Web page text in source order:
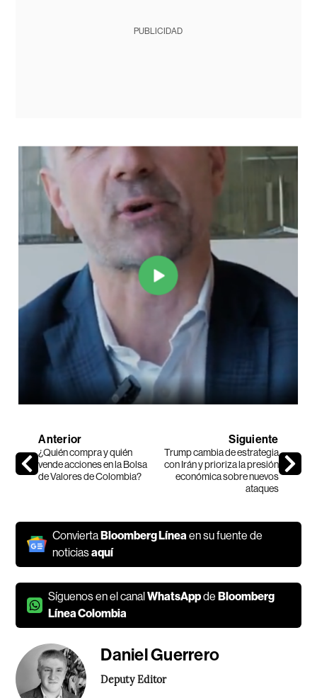
PUBLICIDAD
Anterior
¿Quién compra y quién
vende acciones en la Bolsa
de Valores de Colombia?
Siguiente
Trump cambia de estrategia
con Irán y prioriza la presión
económica sobre nuevos
ataques
ConviertaBloomberg Línea en su fuente de
noticiasaquí
Síguenos en el canalWhatsAppdeBloomberg
Línea Colombia
Daniel Guerrero
Deputy Editor